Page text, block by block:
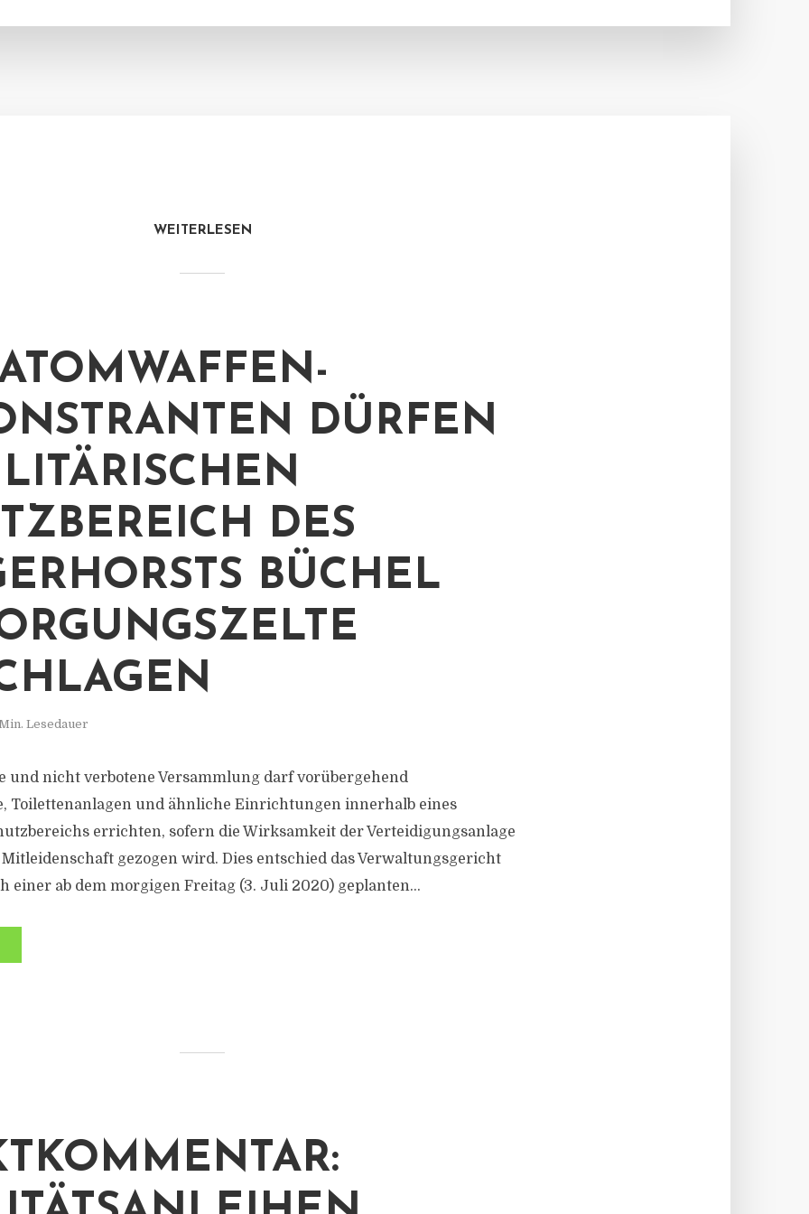
WEITERLESEN
DÜRFEN
DES
BÜCHEL
Lesedauer
und nicht verbotene Versammlung darf vorübergehend
Toilettenanlagen und ähnliche Einrichtungen innerhalb eines
errichten, sofern die Wirksamkeit der Verteidigungsanlage
gezogen wird. Dies entschied das Verwaltungsgericht
einer ab dem morgigen Freitag (3. Juli 2020) geplanten...